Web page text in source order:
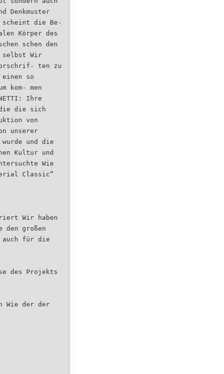
Denkmuster
die Be-
Körper des
schen den
selbst Wir
ten zu
so
kom- men
Ihre
die sich
von
unserer
und die
Kultur und
Wie
Classic“
Wir haben
großen
auch für die
des Projekts
Wie der der